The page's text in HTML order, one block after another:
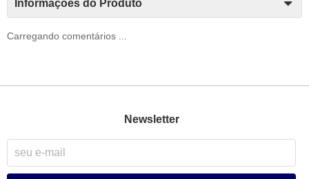
Informações do Produto
Carregando comentários ...
Newsletter